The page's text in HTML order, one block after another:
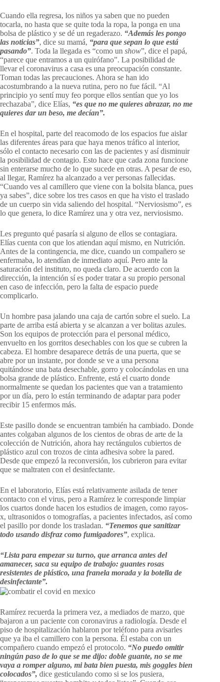
Cuando ella regresa, los niños ya saben que no pueden
tocarla, no hasta que se quite toda la ropa, la ponga en una
bolsa de plástico y se dé un regaderazo. “Además les pongo
las noticias”, dice su mamá, “para que sepan lo que está
pasando”. Toda la llegada es “como un show”, dice el papá,
“parece que entramos a un quirófano”. La posibilidad de
llevar el coronavirus a casa es una preocupación constante.
Toman todas las precauciones. Ahora se han ido
acostumbrando a la nueva rutina, pero no fue fácil. “Al
principio yo sentí muy feo porque ellos sentían que yo los
rechazaba”, dice Elías, “es que no me quieres abrazar, no me
quieres dar un beso, me decían”.
En el hospital, parte del reacomodo de los espacios fue aislar
las diferentes áreas para que haya menos tráfico al interior,
sólo el contacto necesario con las de pacientes y así disminuir
la posibilidad de contagio. Esto hace que cada zona funcione
sin enterarse mucho de lo que sucede en otras. A pesar de eso,
al llegar, Ramírez ha alcanzado a ver personas fallecidas.
“Cuando ves al camillero que viene con la bolsita blanca, pues
ya sabes”, dice sobre los tres casos en que ha visto el traslado
de un cuerpo sin vida saliendo del hospital. “Nerviosismo”, es
lo que genera, lo dice Ramírez una y otra vez, nerviosismo.
Les pregunto qué pasaría si alguno de ellos se contagiara.
Elías cuenta con que los atiendan aquí mismo, en Nutrición.
Antes de la contingencia, me dice, cuando un compañero se
enfermaba, lo atendían de inmediato aquí. Pero ante la
saturación del instituto, no queda claro. De acuerdo con la
dirección, la intención sí es poder tratar a su propio personal
en caso de infección, pero la falta de espacio puede
complicarlo.
Un hombre pasa jalando una caja de cartón sobre el suelo. La
parte de arriba está abierta y se alcanzan a ver bolitas azules.
Son los equipos de protección para el personal médico,
envuelto en los gorritos desechables con los que se cubren la
cabeza. El hombre desaparece detrás de una puerta, que se
abre por un instante, por donde se ve a una persona
quitándose una bata desechable, gorro y colocándolas en una
bolsa grande de plástico. Enfrente, está el cuarto donde
normalmente se quedan los pacientes que van a tratamiento
por un día, pero lo están terminando de adaptar para poder
recibir 15 enfermos más.
Este pasillo donde se encuentran también ha cambiado. Donde
antes colgaban algunos de los cientos de obras de arte de la
colección de Nutrición, ahora hay rectángulos cubiertos de
plástico azul con trozos de cinta adhesiva sobre la pared.
Desde que empezó la reconversión, los cubrieron para evitar
que se maltraten con el desinfectante.
En el laboratorio, Elías está relativamente asilada de tener
contacto con el virus, pero a Ramírez le corresponde limpiar
los cuartos donde hacen los estudios de imagen, como rayos-
x, ultrasonidos o tomografías, a pacientes infectados, así como
el pasillo por donde los trasladan. “Tenemos que sanitizar
todo usando disfraz como fumigadores”, explica.
“Lista para empezar su turno, que arranca antes del
amanecer, saca su equipo de trabajo: guantes rosas
resistentes de plástico, una franela morada y la botella de
desinfectante”.
Ramírez recuerda la primera vez, a mediados de marzo, que
bajaron a un paciente con coronavirus a radiología. Desde el
piso de hospitalización hablaron por teléfono para avisarles
que ya iba el camillero con la persona. Él estaba con un
compañero cuando empezó el protocolo. “No puedo omitir
ningún paso de lo que se me dijo: doble guante, no se me
vaya a romper alguno, mi bata bien puesta, mis goggles bien
colocados”, dice gesticulando como si se los pusiera,